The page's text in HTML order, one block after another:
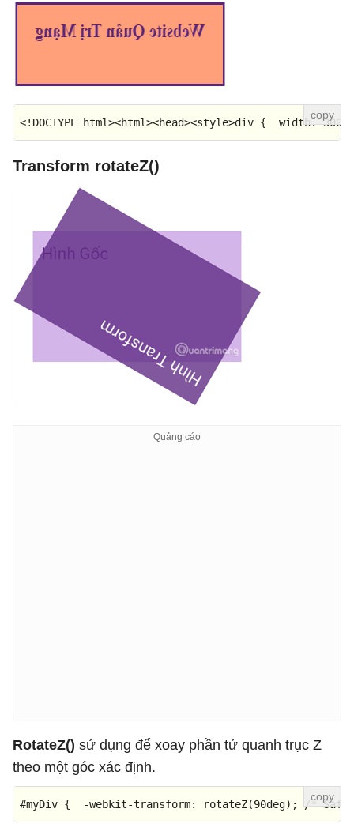
<!DOCTYPE html><html><head><style>div { width: 300px
Transform rotateZ()
RotateZ() sử dụng để xoay phần tử quanh trục Z
theo một góc xác định.
#myDiv {  -webkit-transform: rotateZ(90deg); /*